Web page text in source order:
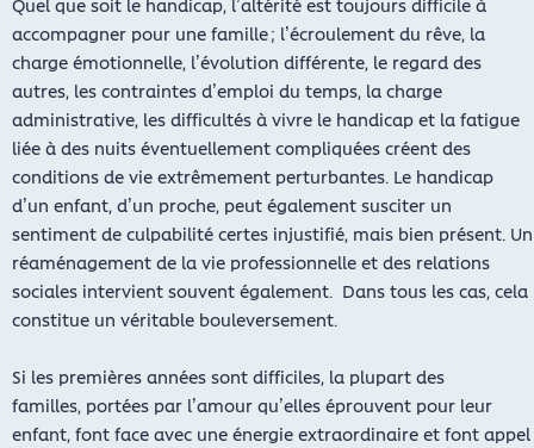
Quel que soit le handicap, l’altérité est toujours difficile à
accompagner pour une famille ; l’écroulement du rêve, la
charge émotionnelle, l’évolution différente, le regard des
autres, les contraintes d’emploi du temps, la charge
administrative, les difficultés à vivre le handicap et la fatigue
liée à des nuits éventuellement compliquées créent des
conditions de vie extrêmement perturbantes. Le handicap
d’un enfant, d’un proche, peut également susciter un
sentiment de culpabilité certes injustifié, mais bien présent. Un
réaménagement de la vie professionnelle et des relations
sociales intervient souvent également. Dans tous les cas, cela
constitue un véritable bouleversement.
Si les premières années sont difficiles, la plupart des
familles, portées par l’amour qu’elles éprouvent pour leur
enfant, font face avec une énergie extraordinaire et font appel